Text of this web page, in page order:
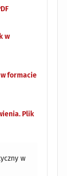
w
w formacie
Plik
w